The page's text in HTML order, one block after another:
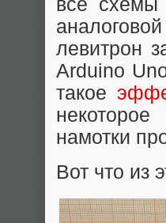
все схемы
левитрон
Arduino
такое
намотки
Вот что из